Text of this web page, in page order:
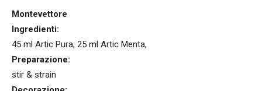
Montevettore
Ingredienti:
45 ml Artic Pura, 25 ml Artic Menta,
Preparazione:
stir & strain